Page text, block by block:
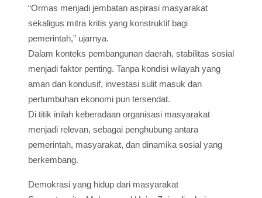
“Ormas menjadi jembatan aspirasi masyarakat
sekaligus mitra kritis yang konstruktif bagi
pemerintah,” ujarnya.
Dalam konteks pembangunan daerah, stabilitas sosial
menjadi faktor penting. Tanpa kondisi wilayah yang
aman dan kondusif, investasi sulit masuk dan
pertumbuhan ekonomi pun tersendat.
Di titik inilah keberadaan organisasi masyarakat
menjadi relevan, sebagai penghubung antara
pemerintah, masyarakat, dan dinamika sosial yang
berkembang.
Demokrasi yang hidup dari masyarakat